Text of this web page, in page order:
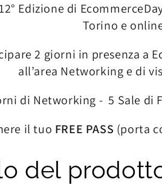
Edizione di
Torino e
2 giorni in presenza a
all’area Networking e di
di Networking - 5 Sale di
il tuo FREE PASS (porta
del